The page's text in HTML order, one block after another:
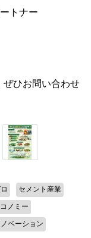
トナー
ぜひお問い合わせ
セメント産業
ノミー
ベーション